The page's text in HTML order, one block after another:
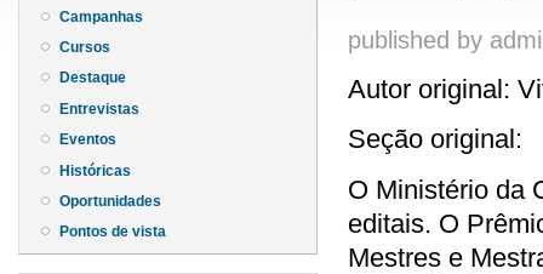
Campanhas
Cursos
Destaque
Entrevistas
Eventos
Históricas
Oportunidades
Pontos de vista
published by
Autor original:
Seção original:
O Ministério da
editais. O
Mestres e